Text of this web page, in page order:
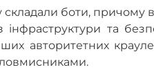
складали боти, причому
та
авторитетних